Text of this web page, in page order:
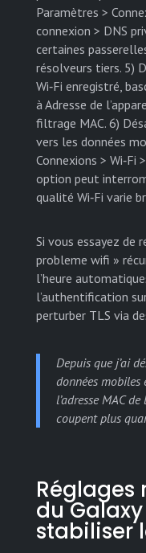
Paramètres >
connexion > DNS
certaines
résolveurs tiers. 5)
Wi‑Fi enregistré,
à Adresse de
filtrage MAC. 6)
vers les données
Connexions > Wi‑Fi
option peut
qualité Wi‑Fi varie
Si vous essayez de
probleme wifi »
l’heure
l’authentification
perturber TLS via
Depuis que j’ai
données mobiles
l’adresse MAC
coupent plus
Réglages
du
stabiliser